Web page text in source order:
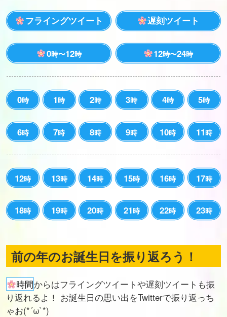
フライングツイート 遅刻ツイート
0時〜12時 12時〜24時
0時 1時 2時 3時 4時 5時
6時 7時 8時 9時 10時 11時
12時 13時 14時 15時 16時 17時
18時 19時 20時 21時 22時 23時
前の年のお誕生日を振り返ろう！
時間からはフライングツイートや遅刻ツイートも振
り返れるよ！ お誕生日の思い出をTwitterで振り返っち
ゃお(*´ω`*)